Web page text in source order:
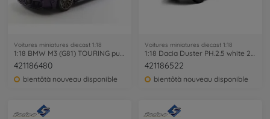
Voitures miniatures diecast 1:18
421186480
bientôtà nouveau disponible
Voitures miniatures diecast 1:18
421186522
bientôtà nouveau disponible